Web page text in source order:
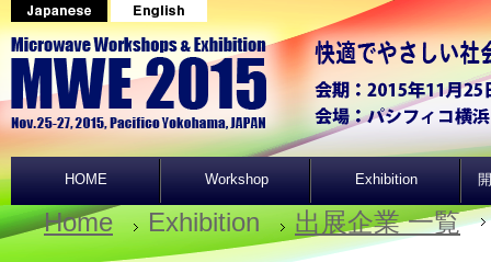
HOME Workshop Exhibition
Home Exhibition 出展企業 一覧